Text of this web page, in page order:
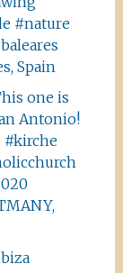
#nature
Spain
one is
Antonio!
#kirche